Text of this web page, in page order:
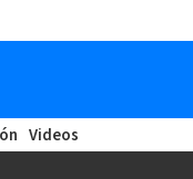
Videos